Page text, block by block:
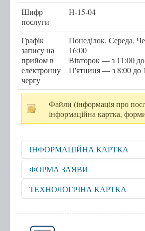
Послуги
Послуги передбачені для
захисниць
Тернопільська міська рада
Міністерство у справах
е-Ветеран
Послуги за категоріями
Послуги за суб'єктами надання
Перелік всіх послуг
Державні послуги онлайн
Запис на прийом
Черга
Шифр
послуги
Н-15-04
Графік
запису на
прийом в
електронну
чергу
Понеділок, Середа,
16:00
Вівторок — з 11:00
П'ятниця — з 8:00 до
Файли (інформація про
інформаційна картка,
ІНФОРМАЦІЙНА КАРТКА
Відкрити для перегляду
ФОРМА ЗАЯВИ
Відкрити для перегляду
ТЕХНОЛОГІЧНА КАРТКА